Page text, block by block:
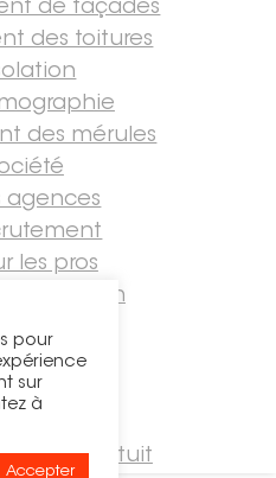
de façades
des toitures
des mérules
agences
les pros
rénovation
nous !
devis gratuit
pour
sur
à
Accepter